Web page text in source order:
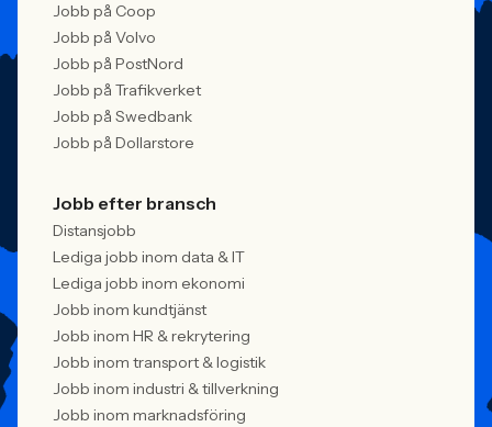
Jobb på Coop
Jobb på Volvo
Jobb på PostNord
Jobb på Trafikverket
Jobb på Swedbank
Jobb på Dollarstore
Jobb efter bransch
Distansjobb
Lediga jobb inom data & IT
Lediga jobb inom ekonomi
Jobb inom kundtjänst
Jobb inom HR & rekrytering
Jobb inom transport & logistik
Jobb inom industri & tillverkning
Jobb inom marknadsföring